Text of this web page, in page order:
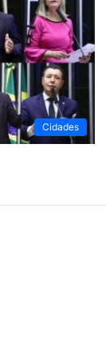
Cidades